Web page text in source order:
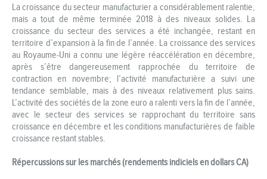
La croissance du secteur manufacturier a considérablement ralentie,
mais a tout de même terminée 2018 à des niveaux solides. La
croissance du secteur des services a été inchangée, restant en
territoire d’expansion à la fin de l’année. La croissance des services
au Royaume-Uni a connu une légère réaccélération en décembre,
après s’être dangereusement rapprochée du territoire de
contraction en novembre; l’activité manufacturière a suivi une
tendance semblable, mais à des niveaux relativement plus sains.
L’activité des sociétés de la zone euro a ralenti vers la fin de l’année,
avec le secteur des services se rapprochant du territoire sans
croissance en décembre et les conditions manufacturières de faible
croissance restant stables.
Répercussions sur les marchés (rendements indiciels en dollars CA)